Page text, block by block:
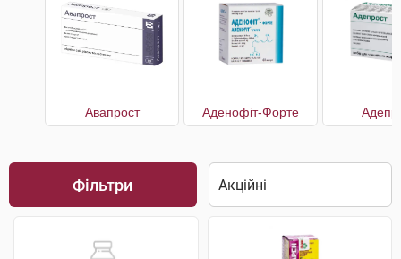
Авапрост Аденофіт-Форте
Фільтри